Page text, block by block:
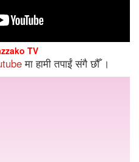
TV
मा हामी तपाईं संगै छौँ ।